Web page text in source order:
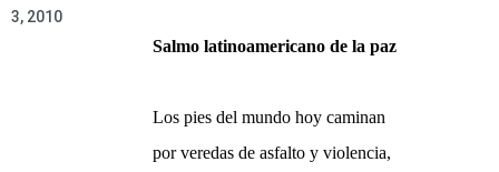
3, 2010
Salmo latinoamericano de la paz
Los pies del mundo hoy caminan
por veredas de asfalto y violencia,